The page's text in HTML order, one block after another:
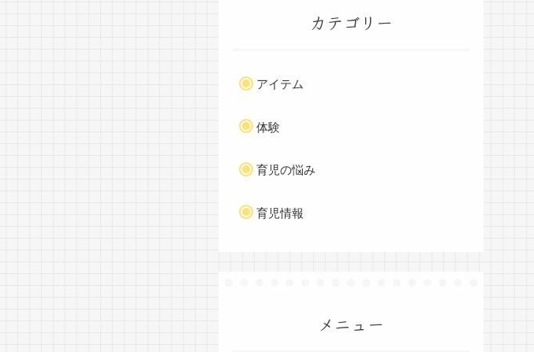
カテゴリー
アイテム
体験
育児の悩み
育児情報
メニュー